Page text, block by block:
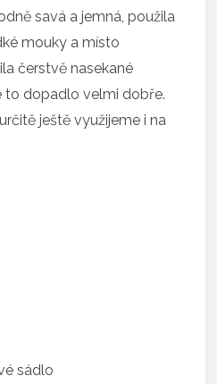
savá a jemná, použila
mouky a místo
čerstvě nasekané
to dopadlo velmi dobře.
ještě využijeme i na
sádlo